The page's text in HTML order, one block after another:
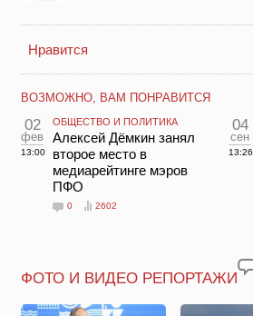
Нравится
ВОЗМОЖНО, ВАМ ПОНРАВИТСЯ
02
фев
13:00
ОБЩЕСТВО И ПОЛИТИКА
Алексей Дёмкин занял
второе место в
медиарейтинге мэров
ПФО
0 2602
04
сен
13:26
ФОТО И ВИДЕО РЕПОРТАЖИ